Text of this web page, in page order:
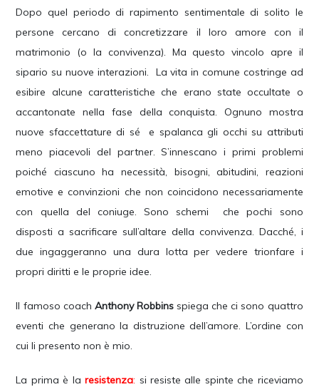
Dopo quel periodo di rapimento sentimentale di solito le
persone cercano di concretizzare il loro amore con il
matrimonio (o la convivenza). Ma questo vincolo apre il
sipario su nuove interazioni. La vita in comune costringe ad
esibire alcune caratteristiche che erano state occultate o
accantonate nella fase della conquista. Ognuno mostra
nuove sfaccettature di sé e spalanca gli occhi su attributi
meno piacevoli del partner. S’innescano i primi problemi
poiché ciascuno ha necessità, bisogni, abitudini, reazioni
emotive e convinzioni che non coincidono necessariamente
con quella del coniuge. Sono schemi che pochi sono
disposti a sacrificare sull’altare della convivenza. Dacché, i
due ingaggeranno una dura lotta per vedere trionfare i
propri diritti e le proprie idee.
Il famoso coach Anthony Robbinsspiega che ci sono quattro
eventi che generano la distruzione dell’amore. L’ordine con
cui li presento non è mio.
La prima è laresistenza: si resiste alle spinte che riceviamo